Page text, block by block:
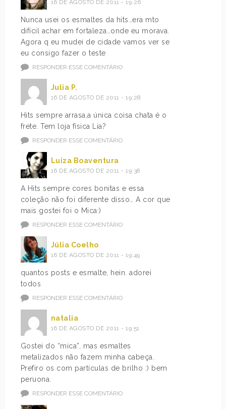
16 DE AGOSTO DE 2011 - 19:26
Nunca usei os esmaltes da hits…era mto
dificil achar em fortaleza…onde eu morava.
Agora q eu mudei de cidade vamos ver se
eu consigo fazer o teste
RESPONDER ESSE COMENTÁRIO
Julia P.
16 DE AGOSTO DE 2011 - 19:28
Hits sempre arrasa,a única coisa chata é o
frete. Tem loja física Lia?
RESPONDER ESSE COMENTÁRIO
Luiza Boaventura
16 DE AGOSTO DE 2011 - 19:38
A Hits sempre cores bonitas e essa
coleção não foi diferente disso… A cor que
mais gostei foi o Mica:)
RESPONDER ESSE COMENTÁRIO
Júlia Coelho
16 DE AGOSTO DE 2011 - 19:49
quantos posts e esmalte, hein. adorei
todos
RESPONDER ESSE COMENTÁRIO
natalia
16 DE AGOSTO DE 2011 - 19:51
Gostei do “mica”, mas esmaltes
metalizados não fazem minha cabeça.
Prefiro os com partículas de brilho :) bem
peruona.
RESPONDER ESSE COMENTÁRIO